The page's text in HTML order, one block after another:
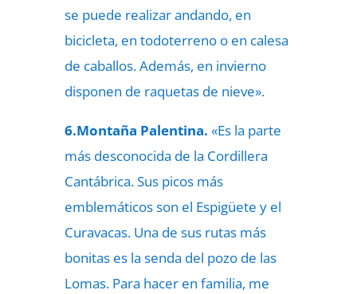
se puede realizar andando, en
bicicleta, en todoterreno o en calesa
de caballos. Además, en invierno
disponen de raquetas de nieve».
6.Montaña Palentina. «Es la parte
más desconocida de la Cordillera
Cantábrica. Sus picos más
emblemáticos son el Espigüete y el
Curavacas. Una de sus rutas más
bonitas es la senda del pozo de las
Lomas. Para hacer en familia, me